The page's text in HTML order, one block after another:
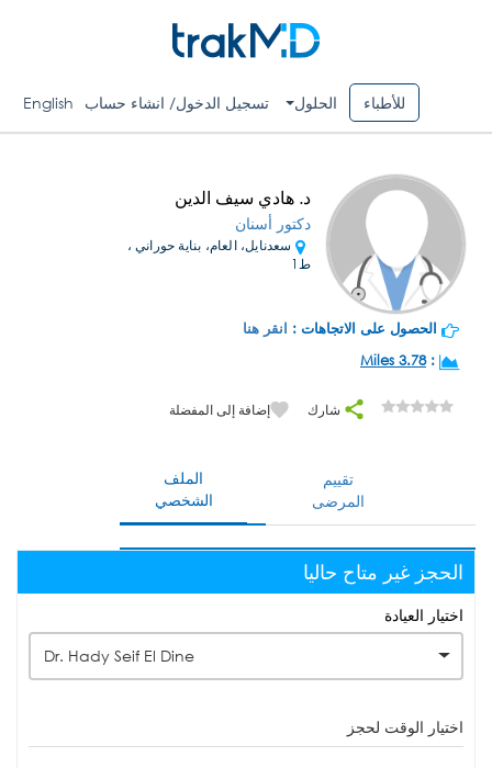
للأطباء الحلول تسجيل الدخول/ انشاء حساب English
د. هادي سيف الدين
دكتور أسنان
سعدنايل، العام، بناية حوراني ،
ط1
الحصول على الاتجاهات : انقر هنا
:
3.78 Miles
شارك إضافة إلى المفضلة
الملف
الشخصي
تقييم
المرضى
الحجز غير متاح حاليا
اختيار العيادة
Dr. Hady Seif El Dine
اختيار الوقت لحجز